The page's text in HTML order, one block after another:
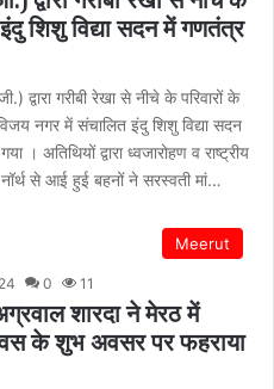
शिशु विद्या सदन में गणतंत्र
द्वारा गरीबी रेखा से नीचे के परिवारों के
नगर में संचालित इंदु शिशु विद्या सदन
अतिथियों द्वारा ध्वजारोहण व राष्ट्रीय
से आई हुई बहनों ने सरस्वती मां…
Meerut
0 11
शारदा ने मेरठ में
के शुभ अवसर पर फहराया